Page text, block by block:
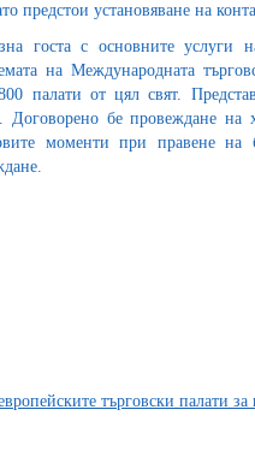
предстои установяване на
госта с основните услуги
на Международната
палати от цял свят.
Договорено бе провеждане
моменти при правене
търговски палати